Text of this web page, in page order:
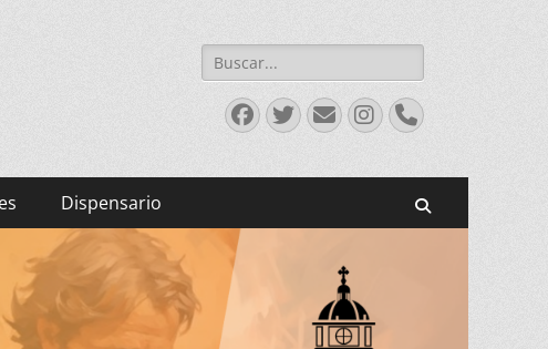
Buscar:
Facebook
Twitter
Correo
electrónico
Instagram
Teléfono
Dispensario